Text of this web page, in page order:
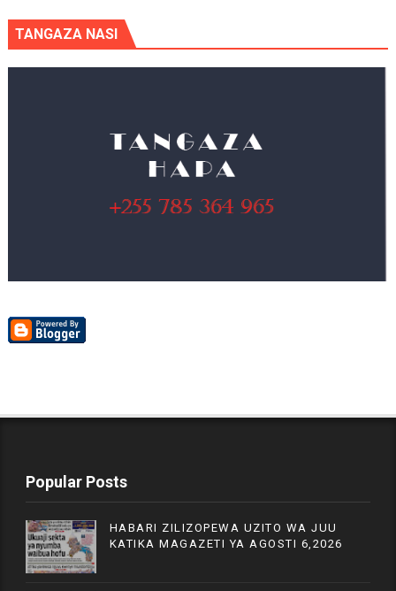
TANGAZA NASI
Popular Posts
HABARI ZILIZOPEWA UZITO WA JUU
KATIKA MAGAZETI YA AGOSTI 6,2026